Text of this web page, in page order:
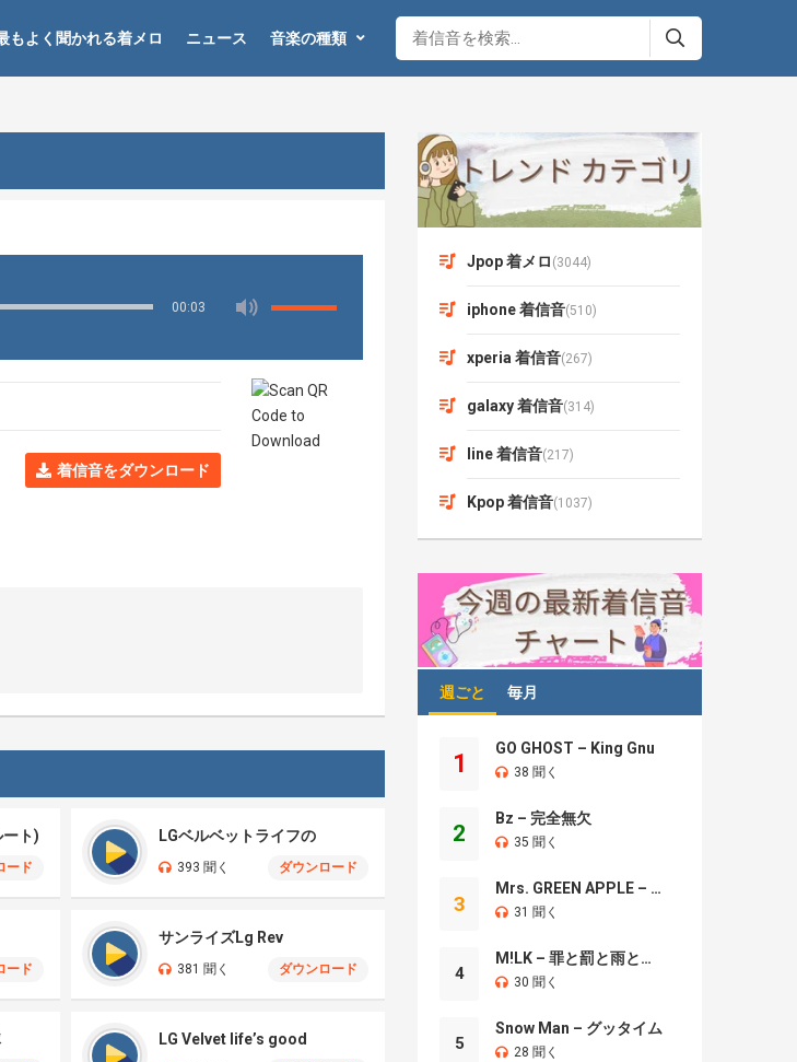
もよく聞かれる着メロ ニュース 音楽の種類
00:03
着信音をダウンロード
ト)
ード
LGベルベットライフの
393 聞く ダウンロード
ード
サンライズLg Rev
381 聞く ダウンロード
LG Velvet life’s good
Jpop 着メロ (3044)
iphone 着信音(510)
xperia 着信音(267)
galaxy 着信音(314)
line 着信音(217)
Kpop 着信音(1037)
週ごと 毎月
1
GO GHOST – King Gnu
38 聞く
2
Bz – 完全無欠
35 聞く
3
Mrs. GREEN APPLE – Brand New
31 聞く
4
M!LK – 罪と罰と雨とキス
30 聞く
5
Snow Man – グッタイム
28 聞く